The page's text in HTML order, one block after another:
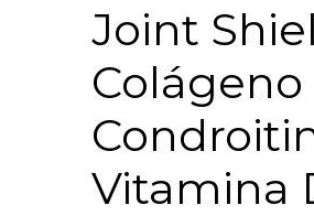
Joint
Colágeno
Vitamina